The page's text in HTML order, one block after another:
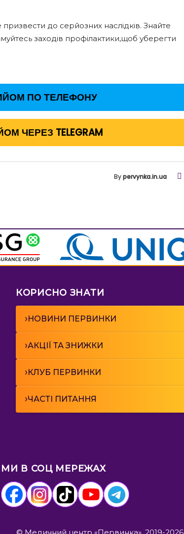
до серйозних наслідків. Знайте
заходів профілактики,щоб уберегти
ПО ТЕЛЕФОНУ
ЧЕРЕЗ TELEGRAM
Bypervynka.in.ua
КОРИСНО ЗНАТИ
›НОВИНИ ПЕРВИНКИ
›АКЦІЇ ТА ЗНИЖКИ
›КЛУБ ПЕРВИНКИ
›ЧАСТІ ПИТАННЯ
МИ В СОЦ МЕРЕЖАХ